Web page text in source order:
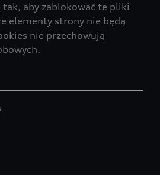
aby zablokować te pliki
elementy strony nie będą
nie przechowują